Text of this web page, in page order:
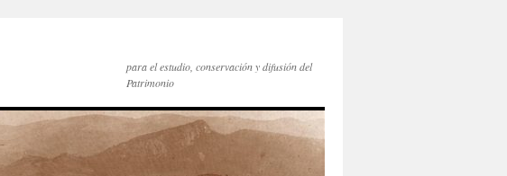
para el estudio, conservación y difusión del
Patrimonio